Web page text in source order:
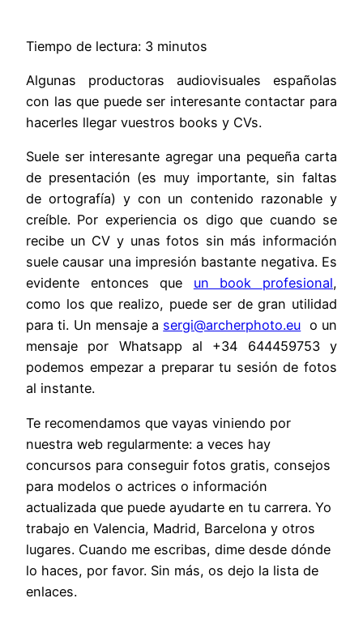
Tiempo de lectura: 3 minutos
Algunas productoras audiovisuales españolas
con las que puede ser interesante contactar para
hacerles llegar vuestros books y CVs.
Suele ser interesante agregar una pequeña carta
de presentación (es muy importante, sin faltas
de ortografía) y con un contenido razonable y
creíble. Por experiencia os digo que cuando se
recibe un CV y unas fotos sin más información
suele causar una impresión bastante negativa. Es
evidente entonces que un book profesional,
como los que realizo, puede ser de gran utilidad
para ti. Un mensaje a sergi@archerphoto.eu o un
mensaje por Whatsapp al +34 644459753 y
podemos empezar a preparar tu sesión de fotos
al instante.
Te recomendamos que vayas viniendo por
nuestra web regularmente: a veces hay
concursos para conseguir fotos gratis, consejos
para modelos o actrices o información
actualizada que puede ayudarte en tu carrera. Yo
trabajo en Valencia, Madrid, Barcelona y otros
lugares. Cuando me escribas, dime desde dónde
lo haces, por favor. Sin más, os dejo la lista de
enlaces.